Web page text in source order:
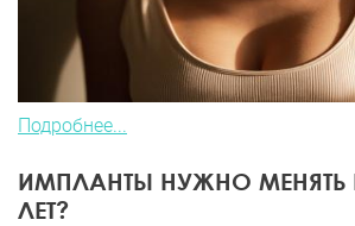
Подробнее...
ИМПЛАНТЫ НУЖНО МЕНЯТЬ
ЛЕТ?